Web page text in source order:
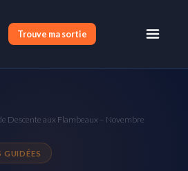
Trouve ma sortie
Descente aux Flambeaux – Novembre